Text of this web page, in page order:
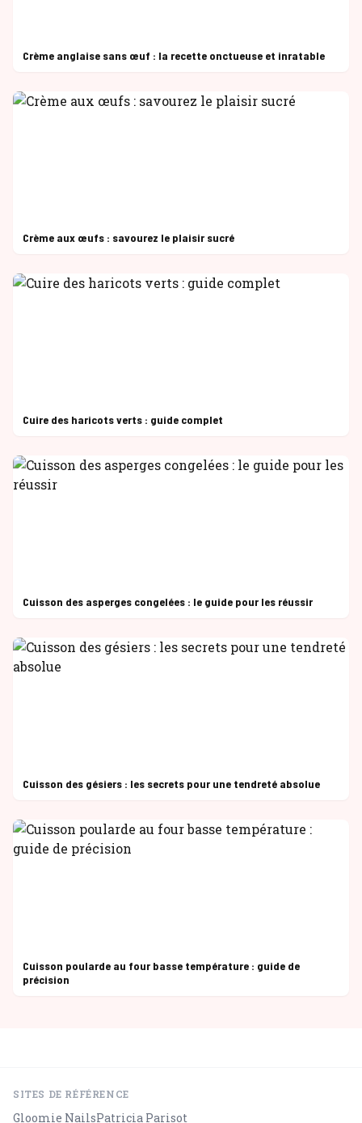
Crème anglaise sans œuf : la recette onctueuse et inratable
Crème aux œufs : savourez le plaisir sucré
Cuire des haricots verts : guide complet
Cuisson des asperges congelées : le guide pour les réussir
Cuisson des gésiers : les secrets pour une tendreté absolue
Cuisson poularde au four basse température : guide de
précision
SITES DE RÉFÉRENCE
Gloomie NailsPatricia Parisot